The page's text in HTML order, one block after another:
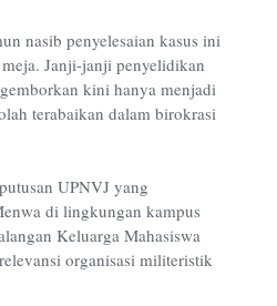
nasib penyelesaian kasus ini
Janji-janji penyelidikan
kini hanya menjadi
terabaikan dalam birokrasi
UPNVJ yang
di lingkungan kampus
Keluarga Mahasiswa
organisasi militeristik